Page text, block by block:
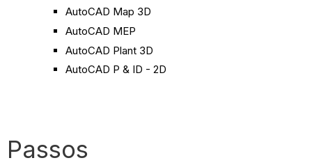
AutoCAD Map 3D
AutoCAD MEP
AutoCAD Plant 3D
AutoCAD P & ID - 2D
Passos